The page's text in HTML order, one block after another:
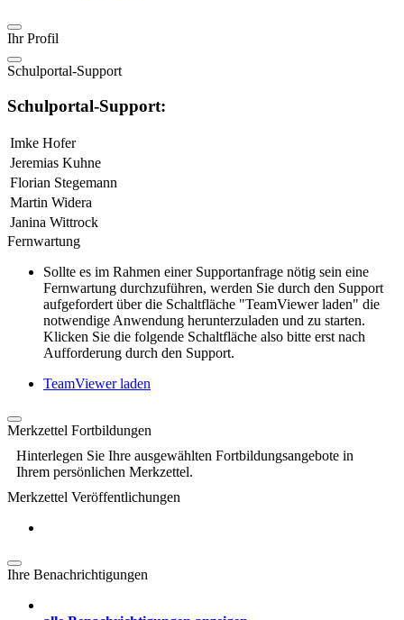
Ihr Profil
Schulportal-Support
Schulportal-Support:
Imke Hofer
Jeremias Kuhne
Florian Stegemann
Martin Widera
Janina Wittrock
Fernwartung
Sollte es im Rahmen einer Supportanfrage nötig sein eine
Fernwartung durchzuführen, werden Sie durch den Support
aufgefordert über die Schaltfläche "TeamViewer laden" die
notwendige Anwendung herunterzuladen und zu starten.
Klicken Sie die folgende Schaltfläche also bitte erst nach
Aufforderung durch den Support.
TeamViewer laden
Merkzettel Fortbildungen
Hinterlegen Sie Ihre ausgewählten Fortbildungsangebote in
Ihrem persönlichen Merkzettel.
Merkzettel Veröffentlichungen
Ihre Benachrichtigungen